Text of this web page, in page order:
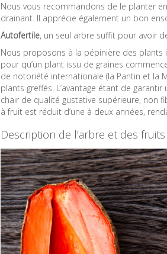
Nous vous recommandons de le planter
drainant. Il apprécie également un bon
Autofertile, un seul arbre suffit pour avoir
Nous proposons à la pépinière des plants
pour qu’un plant issu de graines
de notoriété internationale (la Pantin et la
plants greffés. L’avantage étant de
chair de qualité gustative supérieure, non
à fruit est réduit d’une à deux années,
Description de l’arbre et des